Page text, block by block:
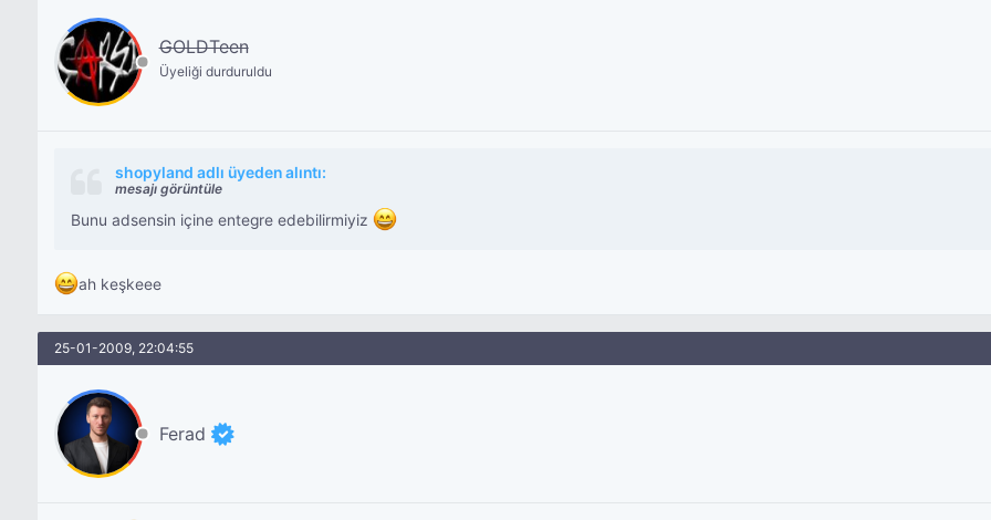
GOLDTeen
Üyeliği durduruldu
shopyland adlı üyeden alıntı:
mesajı görüntüle
Bunu adsensin içine entegre edebilirmiyiz
ah keşkeee
25-01-2009, 22:04:55
Ferad